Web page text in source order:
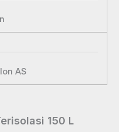
AS
150 L